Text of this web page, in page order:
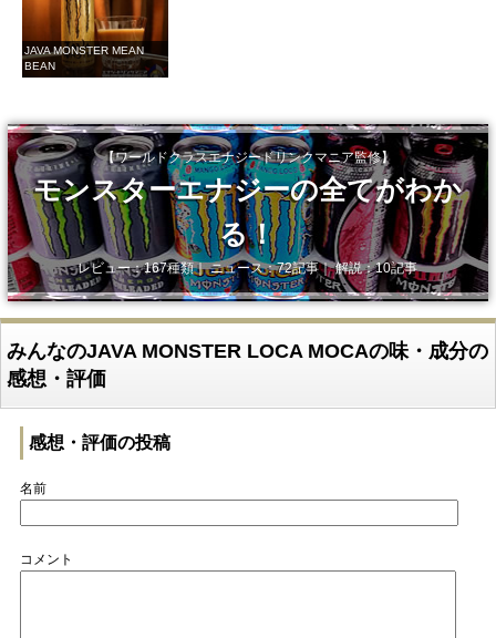
JAVA MONSTER MEAN
BEAN
【ワールドクラスエナジードリンクマニア監修】
モンスターエナジーの全てがわか
る！
レビュー：167種類｜ ニュース：72記事｜ 解説：10記事
みんなのJAVA MONSTER LOCA MOCAの味・成分の
感想・評価
感想・評価の投稿
名前
コメント